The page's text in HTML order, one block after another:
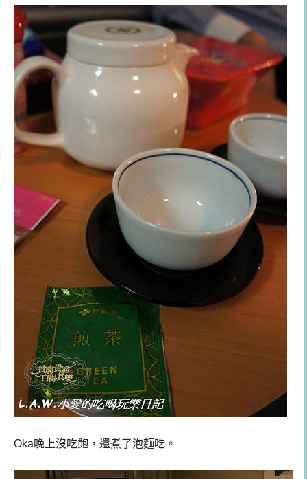
Oka晚上沒吃飽，還煮了泡麵吃。